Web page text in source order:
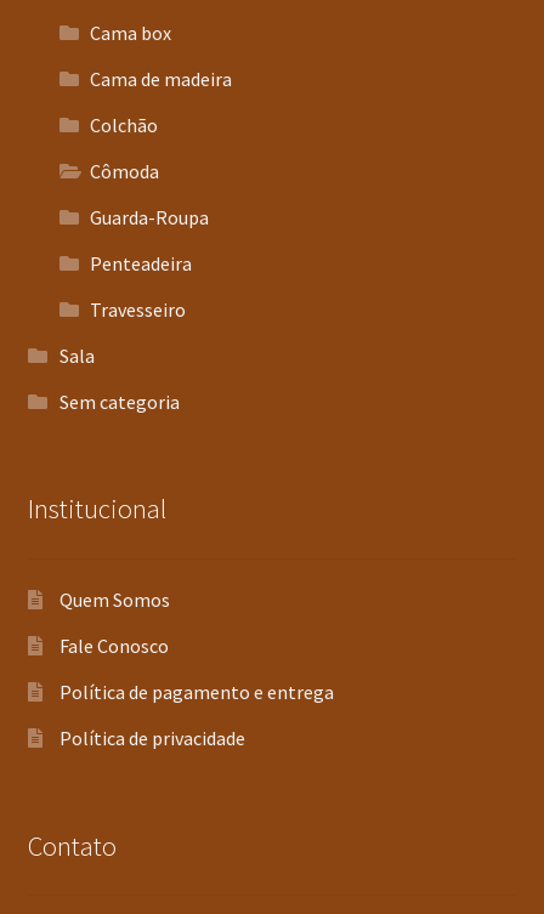
Cama box
Cama de madeira
Colchão
Cômoda
Guarda-Roupa
Penteadeira
Travesseiro
Sala
Sem categoria
Institucional
Quem Somos
Fale Conosco
Política de pagamento e entrega
Política de privacidade
Contato